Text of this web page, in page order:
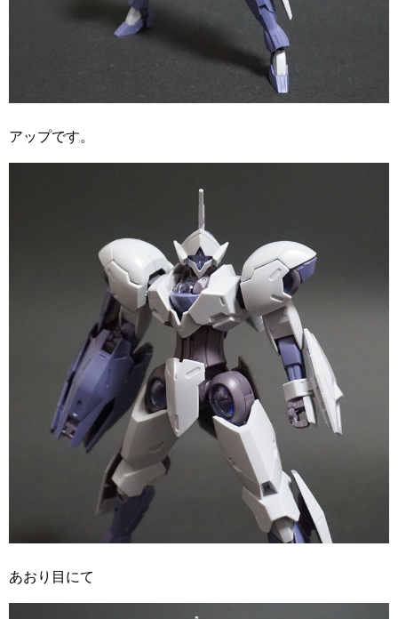
アップです。
あおり目にて